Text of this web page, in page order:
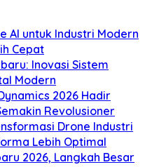
AI untuk Industri Modern
Cepat
Inovasi Sistem
Modern
2026 Hadir
Revolusioner
Drone Industri
Lebih Optimal
2026, Langkah Besar